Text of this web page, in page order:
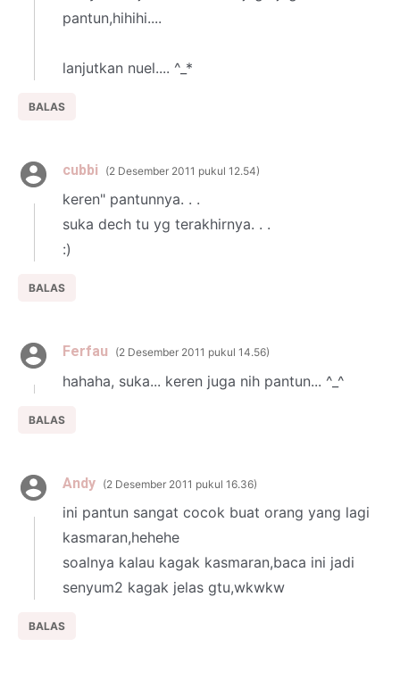
pantun,hihihi....
lanjutkan nuel.... ^_*
BALAS
cubbi 2 Desember 2011 pukul 12.54
keren" pantunnya. . .
suka dech tu yg terakhirnya. . .
:)
BALAS
Ferfau 2 Desember 2011 pukul 14.56
hahaha, suka... keren juga nih pantun... ^_^
BALAS
Andy 2 Desember 2011 pukul 16.36
ini pantun sangat cocok buat orang yang lagi
kasmaran,hehehe
soalnya kalau kagak kasmaran,baca ini jadi
senyum2 kagak jelas gtu,wkwkw
BALAS